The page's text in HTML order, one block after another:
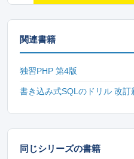
関連書籍
独習PHP 第4版
書き込み式SQLのドリル 改訂
同じシリーズの書籍